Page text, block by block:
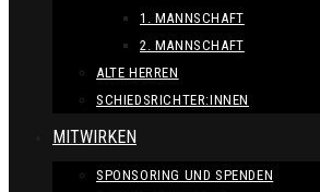
1. MANNSCHAFT
2. MANNSCHAFT
ALTE HERREN
SCHIEDSRICHTER:INNEN
MITWIRKEN
SPONSORING UND SPENDEN